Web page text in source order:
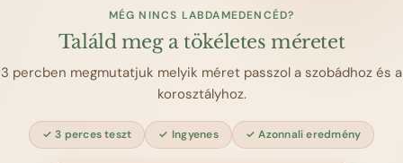
MÉG NINCS LABDAMEDENCÉD?
Találd meg a tökéletes méretet
3 percben megmutatjuk melyik méret passzol a szobádhoz és a
korosztályhoz.
3 perces teszt Ingyenes Azonnali eredmény